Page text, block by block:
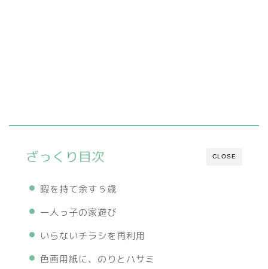
CLOSE
ざっくり目次
暇を持て余す５歳
一人っ子の家遊び
いらないチラシを再利用
色画用紙に、のりとハサミ